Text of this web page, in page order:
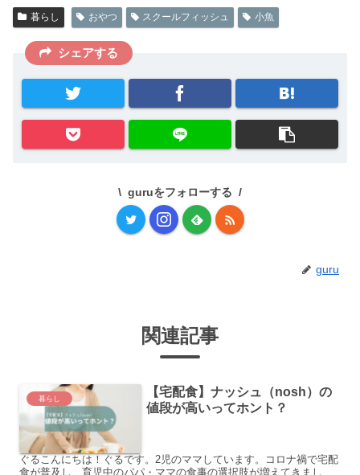
暮らし おやつ スクールフィッシュ 小魚
シェアする
guruをフォローする
guru
関連記事
暮らし
【宅配食】ナッシュ（nosh）の
値段が高いってホント？
ぐるこんにちは！ぐるです。2児のママしています。コロナ禍で宅配
食が普及し、育児中のパパ・ママの食事の選択肢が増えてきまし